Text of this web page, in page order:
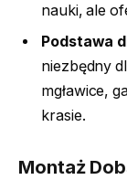
nauki, ale
Podstawa
niezbędny
mgławice,
krasie.
Montaż